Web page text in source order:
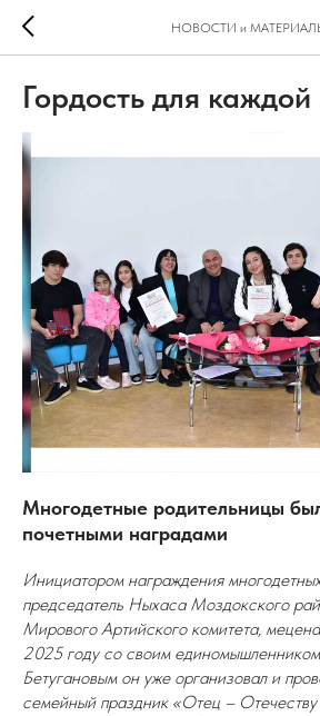
НОВОСТИ и
Гордость для
Многодетные родительницы
почетными наградами
Инициатором награждения
председатель Ныхаса Моздокского
Мирового Артийского комитета,
2025 году со своим
Бетугановым он уже организовал и
семейный праздник «Отец – Отечеству